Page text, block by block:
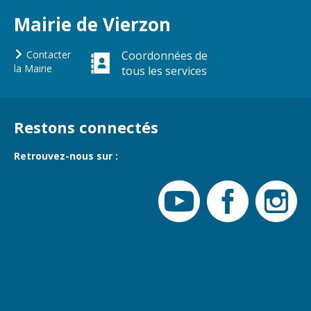
Travaux
Refuge canin
Marchés
commerce
Mairie de Vierzon
Contacter
la Mairie
Coordonnées de
tous les services
Restons connectés
Retrouvez-nous sur :